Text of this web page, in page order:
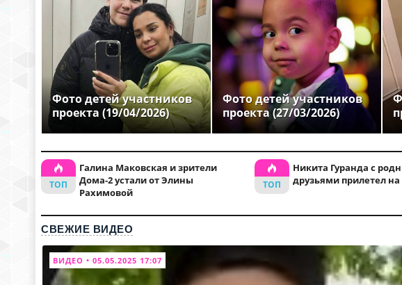
Фото детей участников
проекта (19/04/2026)
Фото детей участников
проекта (27/03/2026)
Галина Маковская и зрители
Дома-2 устали от Элины
Рахимовой
Никита Гуранда с
друзьями прилетел
СВЕЖИЕ ВИДЕО
ВИДЕО • 05.05.2025 17:07